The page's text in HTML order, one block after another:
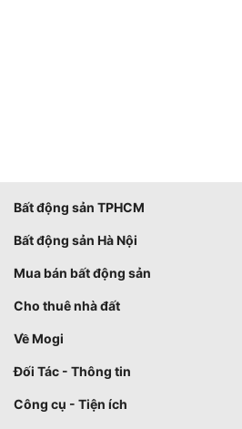
Bất động sản TPHCM
Bất động sản Hà Nội
Mua bán bất động sản
Cho thuê nhà đất
Về Mogi
Đối Tác - Thông tin
Công cụ - Tiện ích